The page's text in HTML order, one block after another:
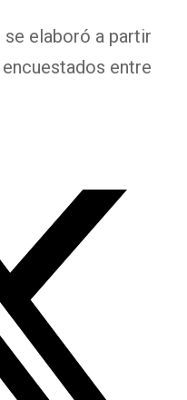
elaboró a partir
entre